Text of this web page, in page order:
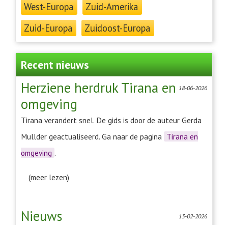
West-Europa
Zuid-Amerika
Zuid-Europa
Zuidoost-Europa
Recent nieuws
18-06-2026
Herziene herdruk Tirana en
omgeving
Tirana verandert snel. De gids is door de auteur Gerda
Mullder geactualiseerd. Ga naar de pagina Tirana en
omgeving .
(meer lezen)
13-02-2026
Nieuws